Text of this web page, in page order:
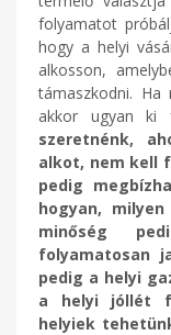
folyamatot
hogy a helyi
alkosson,
támaszkodni. Ha
akkor ugyan ki
szeretnénk,
alkot, nem kell
pedig
hogyan,
minőség
folyamatosan
pedig a helyi
a helyi jóllét
helyiek